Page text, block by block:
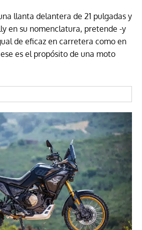
llanta delantera de 21 pulgadas y
en su nomenclatura, pretende -y
de eficaz en carretera como en
es el propósito de una moto